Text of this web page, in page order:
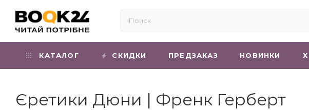
КАТАЛОГ СКИДКИ ПРЕДЗАКАЗ НОВИНКИ
Єретики Дюни | Френк Герберт